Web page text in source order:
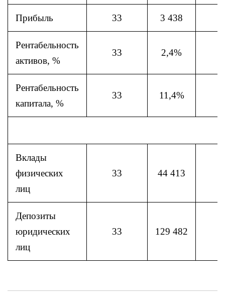
Прибыль 33 3 438
Рентабельность
активов, %
33 2,4%
Рентабельность
капитала, %
33 11,4%
Вклады
физических
лиц
33 44 413
Депозиты
юридических
лиц
33 129 482